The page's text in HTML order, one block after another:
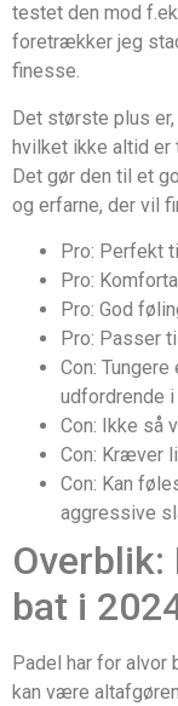
testet den mod
foretrækker jeg
finesse.
Det største plus
hvilket ikke altid
Det gør den til et
og erfarne, der vil
Pro: Perfekt
Pro:
Pro: God
Pro: Passer
Con:
udfordrende
Con: Ikke så
Con: Kræver
Con: Kan
aggressive
Overblik:
bat i
Padel har for alvor
kan være